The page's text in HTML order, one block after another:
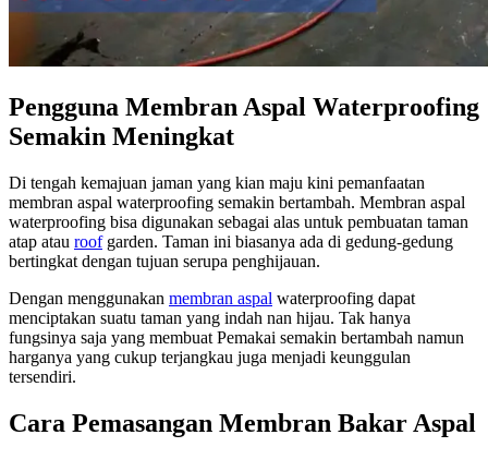
Pengguna Membran Aspal Waterproofing
Semakin Meningkat
Di tengah kemajuan jaman yang kian maju kini pemanfaatan
membran aspal waterproofing semakin bertambah. Membran aspal
waterproofing bisa digunakan sebagai alas untuk pembuatan taman
atap atau roofgarden. Taman ini biasanya ada di gedung-gedung
bertingkat dengan tujuan serupa penghijauan.
Dengan menggunakan membran aspal waterproofing dapat
menciptakan suatu taman yang indah nan hijau. Tak hanya
fungsinya saja yang membuat Pemakai semakin bertambah namun
harganya yang cukup terjangkau juga menjadi keunggulan
tersendiri.
Cara Pemasangan Membran Bakar Aspal